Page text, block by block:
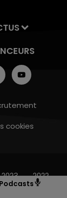
Podcasts
cookies
2023 2022